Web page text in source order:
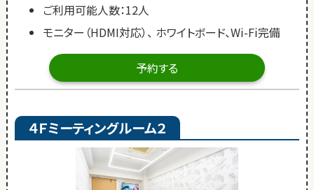
ご利用可能人数：12人
モニター（HDMI対応）、 ホワイトボード、Wi-Fi完備
予約する
４Ｆミーティングルーム２